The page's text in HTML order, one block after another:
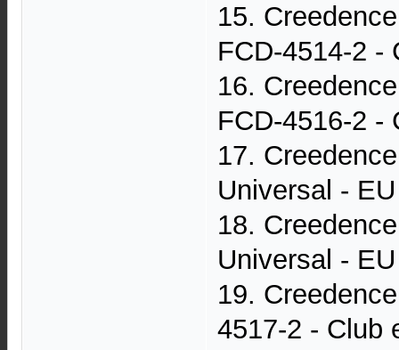
15.
FCD-4514-2 -
16.
FCD-4516-2 -
17.
Universal -
18.
Universal -
19.
4517-2 - Club